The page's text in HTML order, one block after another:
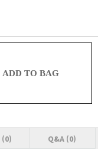
ADD TO BAG
(0) Q&A (0)